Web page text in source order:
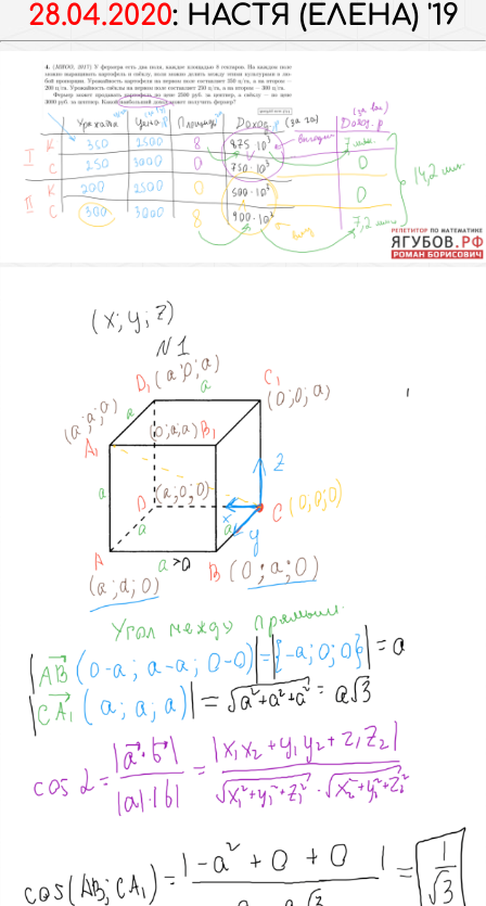
28.04.2020: НАСТЯ (ЕЛЕНА) '19